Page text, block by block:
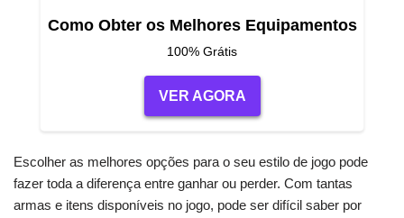
Como Obter os Melhores Equipamentos
100% Grátis
VER AGORA
Escolher as melhores opções para o seu estilo de jogo pode
fazer toda a diferença entre ganhar ou perder. Com tantas
armas e itens disponíveis no jogo, pode ser difícil saber por